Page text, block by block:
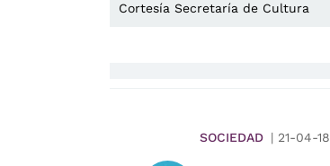
Cortesía Secretaría de Cultura
SOCIEDAD | 21-04-18